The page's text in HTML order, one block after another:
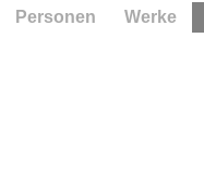
Personen Werke